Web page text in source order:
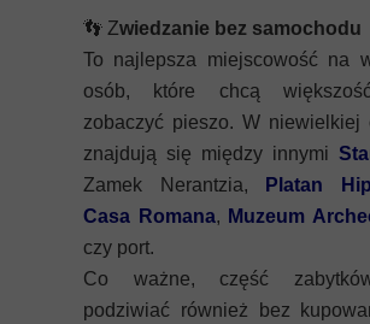
👣 Zwiedzanie bez samochodu
To najlepsza miejscowość na
osób, które chcą
zobaczyć pieszo. W niewielkiej
znajdują się między innymi
Zamek Nerantzia,
Platan
Casa Romana, Muzeum
czy port.
Co ważne, część
podziwiać również bez